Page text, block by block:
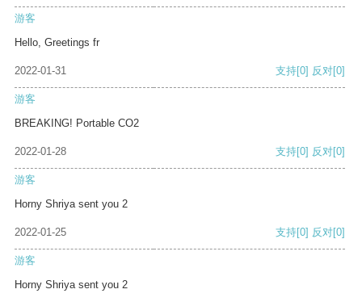
游客
Hello, Greetings fr
2022-01-31 支持[0] 反对[0]
游客
BREAKING! Portable CO2
2022-01-28 支持[0] 反对[0]
游客
Horny Shriya sent you 2
2022-01-25 支持[0] 反对[0]
游客
Horny Shriya sent you 2